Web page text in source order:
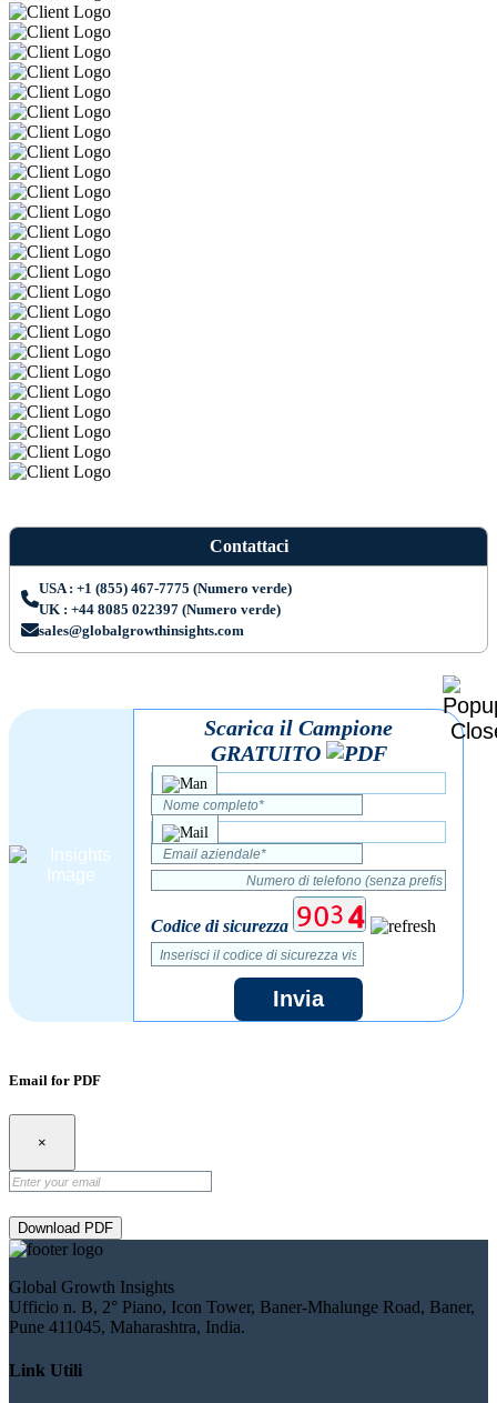
Contattaci
USA : +1 (855) 467-7775 (Numero verde)
UK : +44 8085 022397 (Numero verde)
sales@globalgrowthinsights.com
Scarica il Campione
GRATUITO
Codice di sicurezza
Invia
Email for PDF
×
Download PDF
Global Growth Insights
Ufficio n. B, 2° Piano, Icon Tower, Baner-Mhalunge Road, Baner,
Pune 411045, Maharashtra, India.
Link Utili